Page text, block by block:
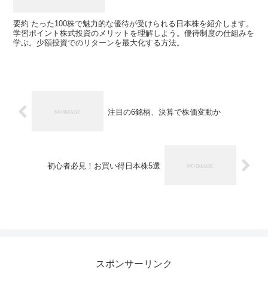
要約 たった100株で魅力的な優待が受けられる日本株を紹介します。
学習ポイント株式投資のメリットを理解しよう。優待制度の仕組みを
学ぶ。少額投資でのリターンを最大化する方法。
注目の6銘柄、決算で株価変動か
初心者必見！お買い得日本株5選
スポンサーリンク